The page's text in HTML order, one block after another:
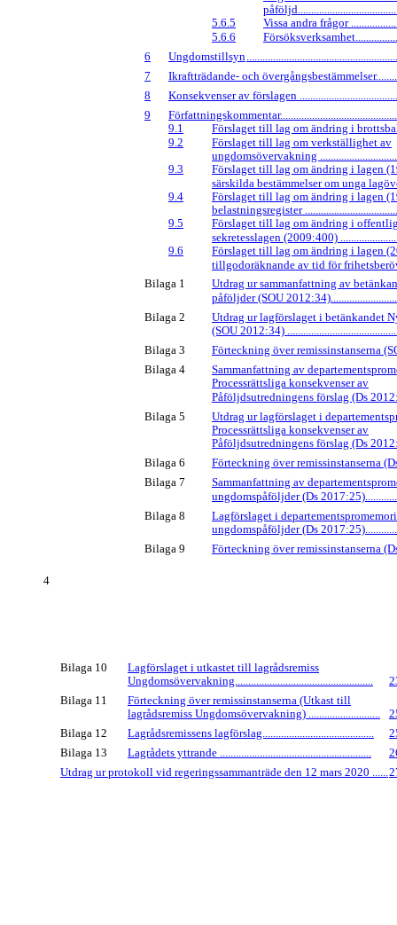
5.6.5
Vissa andra frågor
5.6.6
6
Ungdomstillsyn
7
Ikraftträdande- och
8
Konsekvenser av förslagen
9
9.1
Förslaget till lag om ändring i
9.2
Förslaget till lag om verkställighet av
ungdomsövervakning
9.3
Förslaget till lag om ändring i lagen
särskilda bestämmelser om unga
9.4
Förslaget till lag om ändring i lagen
belastningsregister
9.5
Förslaget till lag om ändring i
sekretesslagen (2009:400)
9.6
Förslaget till lag om ändring i lagen
tillgodoräknande av tid för
Bilaga 1
Utdrag ur sammanfattning av
påföljder (SOU
Bilaga 2
Utdrag ur lagförslaget i betänkandet
(SOU 2012:34)
Bilaga 3
Förteckning över remissinstanserna
Bilaga 4
Sammanfattning av
Processrättsliga konsekvenser av
Påföljdsutredningens förslag (Ds
Bilaga 5
Utdrag ur lagförslaget i
Processrättsliga konsekvenser av
Påföljdsutredningens förslag (Ds
Bilaga 6
Förteckning över remissinstanserna
Bilaga 7
Sammanfattning av
ungdomspåföljder (Ds
Bilaga 8
Lagförslaget i
ungdomspåföljder (Ds
Bilaga 9
Förteckning över remissinstanserna
4
Bilaga 10
Lagförslaget i utkastet till lagrådsremiss
Ungdomsövervakning....................................................
Bilaga 11
Förteckning över remissinstanserna (Utkast till
lagrådsremiss Ungdomsövervakning) ...........................
Bilaga 12
Lagrådsremissens lagförslag..........................................
Bilaga 13
Lagrådets yttrande .........................................................
Utdrag ur protokoll vid regeringssammanträde den 12 mars 2020 ......